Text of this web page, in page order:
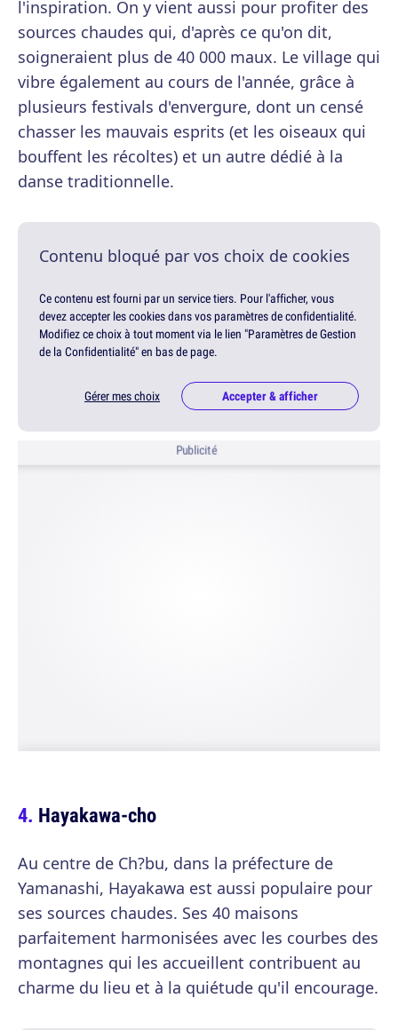
l'inspiration. On y vient aussi pour profiter des
sources chaudes qui, d'après ce qu'on dit,
soigneraient plus de 40 000 maux. Le village qui
vibre également au cours de l'année, grâce à
plusieurs festivals d'envergure, dont un censé
chasser les mauvais esprits (et les oiseaux qui
bouffent les récoltes) et un autre dédié à la
danse traditionnelle.
Contenu bloqué par vos choix de cookies
Ce contenu est fourni par un service tiers. Pour l'afficher, vous
devez accepter les cookies dans vos paramètres de confidentialité.
Modifiez ce choix à tout moment via le lien "Paramètres de Gestion
de la Confidentialité" en bas de page.
Gérer mes choix Accepter & afficher
Publicité
Hayakawa-cho
Au centre de Ch?bu, dans la préfecture de
Yamanashi, Hayakawa est aussi populaire pour
ses sources chaudes. Ses 40 maisons
parfaitement harmonisées avec les courbes des
montagnes qui les accueillent contribuent au
charme du lieu et à la quiétude qu'il encourage.